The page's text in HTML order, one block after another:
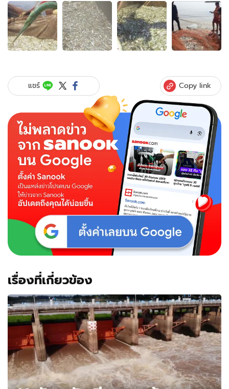
อัลบั้ม
ภาพ
4
ภาพ
ของ
หาด
เจ้า
ปลา
ลอยคอ
มหาศาล
ชาว
บ้าน
คึกคัก
แชร์ Copy link
เรื่องที่เกี่ยวข้อง